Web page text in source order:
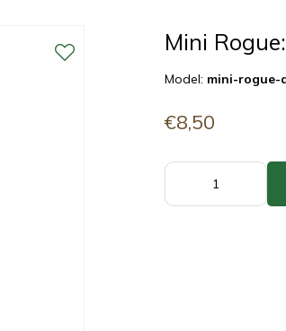
Mini
Model: mini-rogue-
€8,50